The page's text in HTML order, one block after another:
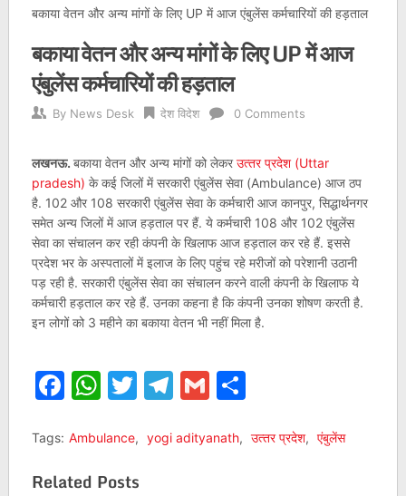
बकाया वेतन और अन्‍य मांगों के लिए UP में आज एंबुलेंस कर्मचारियों की हड़ताल
बकाया वेतन और अन्‍य मांगों के लिए UP में आज
एंबुलेंस कर्मचारियों की हड़ताल
By News Desk देश विदेश 0 Comments
लखनऊ. बकाया वेतन और अन्‍य मांगों को लेकर उत्‍तर प्रदेश (Uttar
pradesh) के कई जिलों में सरकारी एंबुलेंस सेवा (Ambulance) आज ठप
है. 102 और 108 सरकारी एंबुलेंस सेवा के कर्मचारी आज कानपुर, सिद्धार्थनगर
समेत अन्‍य जिलों में आज हड़ताल पर हैं. ये कर्मचारी 108 और 102 एंबुलेंस
सेवा का संचालन कर रही कंपनी के खिलाफ आज हड़ताल कर रहे हैं. इससे
प्रदेश भर के अस्‍पतालों में इलाज के लिए पहुंच रहे मरीजों को परेशानी उठानी
पड़ रही है. सरकारी एंबुलेंस सेवा का संचालन करने वाली कंपनी के खिलाफ ये
कर्मचारी हड़ताल कर रहे हैं. उनका कहना है कि कंपनी उनका शोषण करती है.
इन लोगों को 3 महीने का बकाया वेतन भी नहीं मिला है.
Facebook
WhatsApp
Twitter
Telegram
GmailShare
Tags: Ambulance, yogi adityanath, उत्‍तर प्रदेश, एंबुलेंस
Related Posts